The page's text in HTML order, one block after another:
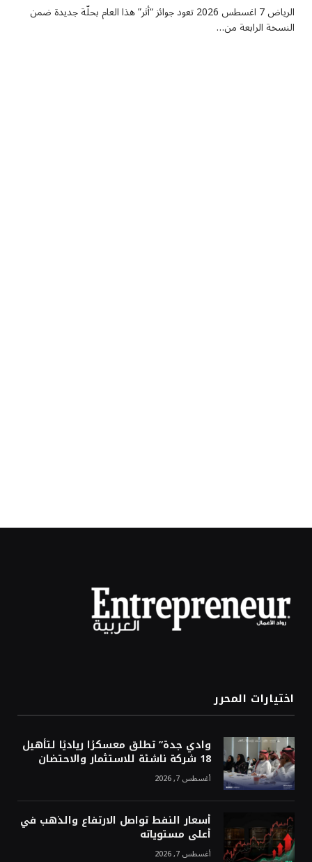
الرياض 7 اغسطس 2026 تعود جوائز “أثر” هذا العام بحلّة جديدة ضمن
النسخة الرابعة من…
اختيارات المحرر
وادي جدة” تطلق معسكرًا رياديًا لتأهيل
18 شركة ناشئة للاستثمار والاحتضان
أغسطس 7, 2026
أسعار النفط تواصل الارتفاع والذهب في
أعلى مستوياته
أغسطس 7, 2026